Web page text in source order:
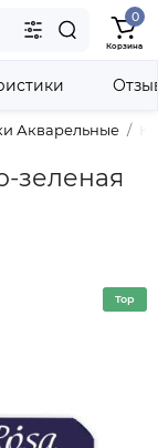
673-42-06
наши контакты
0
Корзина
Акварельные
зеленая
Top